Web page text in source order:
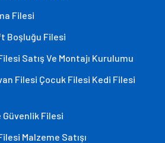
Filesi
Boşluğu Filesi
Satış Ve Montajı Kurulumu
Filesi Çocuk Filesi Kedi Filesi
Güvenlik Filesi
Malzeme Satışı